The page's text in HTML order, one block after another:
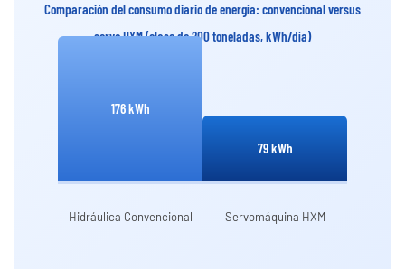
mantenimiento
actividad
Comparación del consumo diario de energía: convencional versus
servo HXM (clase de 200 toneladas, kWh/día)
176 kWh
Hidráulica Convencional
79 kWh
Servomáquina HXM